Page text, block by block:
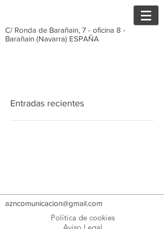
C/ Ronda de Barañain, 7 - oficina 8 -
Barañain (Navarra) ESPAÑA
Entradas recientes
azncomunicacion@gmail.com
Política de cookies